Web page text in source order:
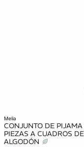
melia
CONJUNTO DE
PIEZAS A CUADROS DE
ALGODÓN